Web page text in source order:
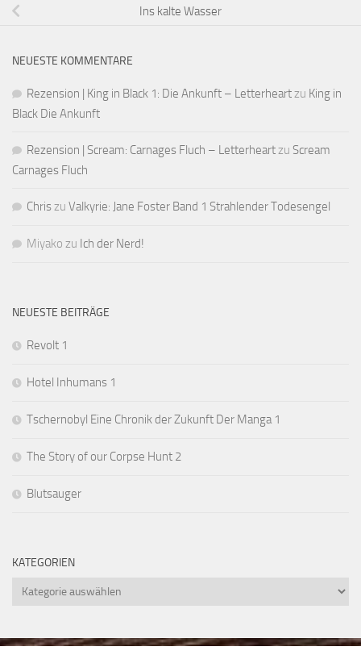
Ins kalte Wasser
NEUESTE KOMMENTARE
Rezension | King in Black 1: Die Ankunft – Letterheartzu King in
Black Die Ankunft
Rezension | Scream: Carnages Fluch – Letterheartzu Scream
Carnages Fluch
Chriszu Valkyrie: Jane Foster Band 1 Strahlender Todesengel
Miyako zu Ich der Nerd!
NEUESTE BEITRÄGE
Revolt 1
Hotel Inhumans 1
Tschernobyl Eine Chronik der Zukunft Der Manga 1
The Story of our Corpse Hunt 2
Blutsauger
KATEGORIEN
Kategorien